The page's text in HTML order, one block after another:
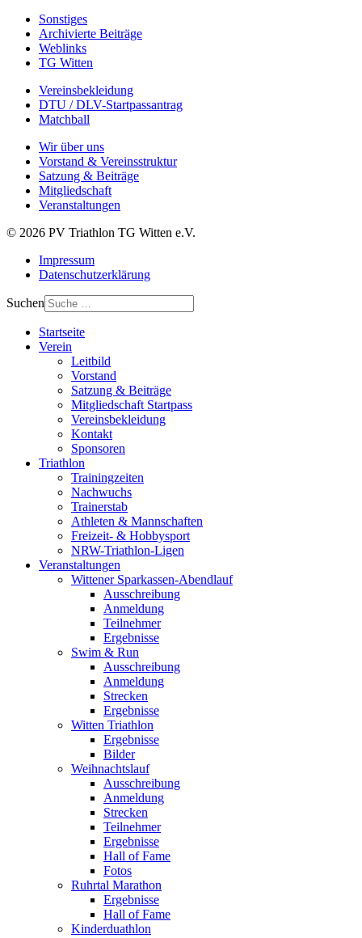
Sonstiges
Archivierte Beiträge
Weblinks
TG Witten
Vereinsbekleidung
DTU / DLV-Startpassantrag
Matchball
Wir über uns
Vorstand & Vereinsstruktur
Satzung & Beiträge
Mitgliedschaft
Veranstaltungen
© 2026 PV Triathlon TG Witten e.V.
Impressum
Datenschutzerklärung
Suchen
Startseite
Verein
Leitbild
Vorstand
Satzung & Beiträge
Mitgliedschaft Startpass
Vereinsbekleidung
Kontakt
Sponsoren
Triathlon
Trainingzeiten
Nachwuchs
Trainerstab
Athleten & Mannschaften
Freizeit- & Hobbysport
NRW-Triathlon-Ligen
Veranstaltungen
Wittener Sparkassen-Abendlauf
Ausschreibung
Anmeldung
Teilnehmer
Ergebnisse
Swim & Run
Ausschreibung
Anmeldung
Strecken
Ergebnisse
Witten Triathlon
Ergebnisse
Bilder
Weihnachtslauf
Ausschreibung
Anmeldung
Strecken
Teilnehmer
Ergebnisse
Hall of Fame
Fotos
Ruhrtal Marathon
Ergebnisse
Hall of Fame
Kinderduathlon